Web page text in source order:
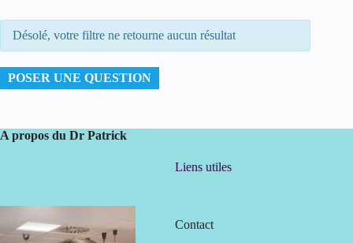
Désolé, votre filtre ne retourne aucun résultat
POSER UNE QUESTION
A propos du Dr Patrick
Liens utiles
Contact